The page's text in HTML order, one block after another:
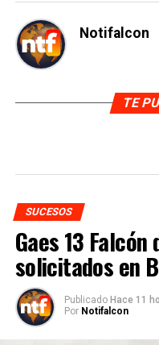
Notifalcon
TE
SUCESOS
Gaes 13
solicitados en
Publicado Hace 11
Por Notifalcon